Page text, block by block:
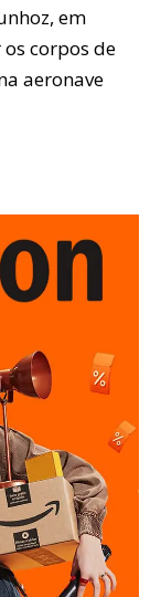
em
corpos de
aeronave